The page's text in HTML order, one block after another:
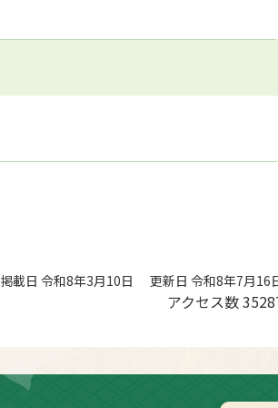
掲載日 令和8年3月10日 更新日 令和8年7月16
アクセス数